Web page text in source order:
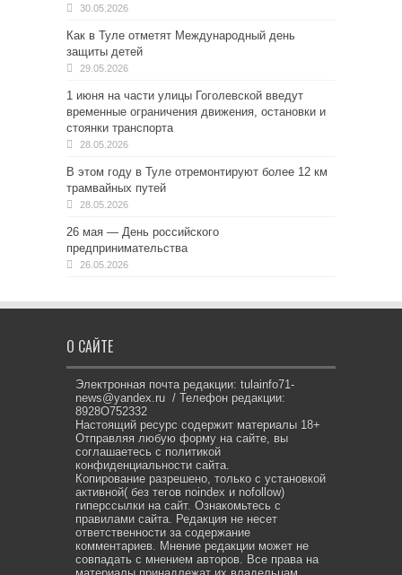
30.05.2026
Как в Туле отметят Международный день
защиты детей
29.05.2026
1 июня на части улицы Гоголевской введут
временные ограничения движения, остановки и
стоянки транспорта
28.05.2026
В этом году в Туле отремонтируют более 12 км
трамвайных путей
28.05.2026
26 мая — День российского
предпринимательства
26.05.2026
О САЙТЕ
Электронная почта редакции: tulainfo71-
news@yandex.ru / Телефон редакции:
8928O752332
Настоящий ресурс содержит материалы 18+
Отправляя любую форму на сайте, вы
соглашаетесь с политикой
конфиденциальности сайта.
Копирование разрешено, только с установкой
активной( без тегов noindex и nofollow)
гиперссылки на сайт. Ознакомьтесь с
правилами сайта. Редакция не несет
ответственности за содержание
комментариев. Мнение редакции может не
совпадать с мнением авторов. Все права на